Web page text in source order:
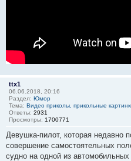
ttx1
06.06.2018, 20:16
Раздел: Юмор
Тема: Видео приколы, прикольные
Ответы: 2931
Просмотры: 1700771
Девушка-пилот, которая недавно
совершение самостоятельных
судно на одной из